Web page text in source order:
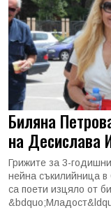
Биляна
на Десислава
Грижите за 3-
нейна съкилийница в
са поети изцяло от